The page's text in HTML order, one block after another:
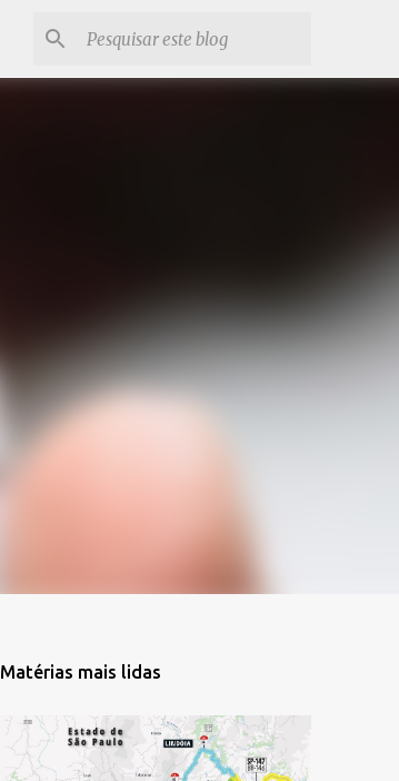
Matérias mais lidas